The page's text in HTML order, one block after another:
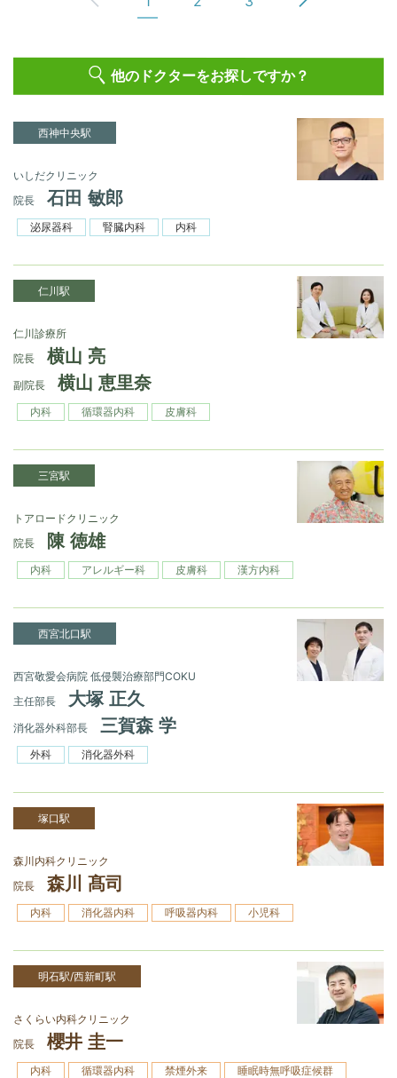
他のドクターをお探しですか？
西神中央駅
いしだクリニック
院長
石田 敏郎
泌尿器科 腎臓内科 内科
仁川駅
仁川診療所
院長
横山 亮
副院長 横山 恵里奈
内科 循環器内科 皮膚科
三宮駅
トアロードクリニック
院長
陳 徳雄
内科 アレルギー科 皮膚科 漢方内科
西宮北口駅
西宮敬愛会病院 低侵襲治療部門COKU
主任部長
大塚 正久
消化器外科部長 三賀森 学
外科 消化器外科
塚口駅
森川内科クリニック
院長
森川 髙司
内科 消化器内科 呼吸器内科 小児科
明石駅/西新町駅
さくらい内科クリニック
院長
櫻井 圭一
内科 循環器内科 禁煙外来
睡眠時無呼吸症候群